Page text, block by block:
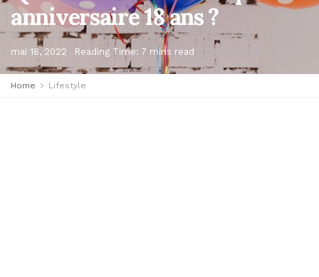
anniversaire 18 ans ?
mai 18, 2022 Reading Time: 7 mins read
Home Lifestyle